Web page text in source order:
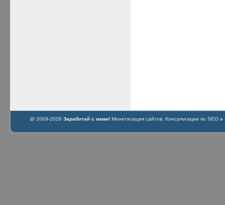
@ 2009-2026 Заработай с нами! Монетизация сайтов. Консультации по SEO